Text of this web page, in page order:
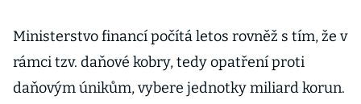
Ministerstvo financí počítá letos rovněž s tím, že v
rámci tzv. daňové kobry, tedy opatření proti
daňovým únikům, vybere jednotky miliard korun.